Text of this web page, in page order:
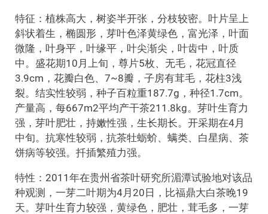
特征：植株高大，树姿半开张，分枝较密。叶片呈上
斜状着生，椭圆形，芽叶色泽黄绿色，富光泽，叶面
微隆，叶身平，叶缘平，叶尖渐尖，叶齿中，叶质
中。盛花期10月上旬，尊片5枚、无毛，花冠直径
3.9cm，花瓣白色、7~8瓣，子房有茸毛，花柱3浅
裂。结实性较弱，种子百粒重187.7g，种径1.7cm。
产量高，每667m2平均产干茶211.8kg。芽叶生育力
强，芽叶肥壮，持嫩性强，生长期长。开采期在4月
中旬。抗寒性较弱，抗茶牡蛎蚧、螨类、白星病、茶
饼病等较强。扦插繁殖力强。
特性：2011年在贵州省茶叶研究所湄潭试验地对该品
种观测，一芽二叶期为4月20日，比福鼎大白茶晚19
天。芽叶生育力较强，黄绿色，肥壮，茸毛多，一芽